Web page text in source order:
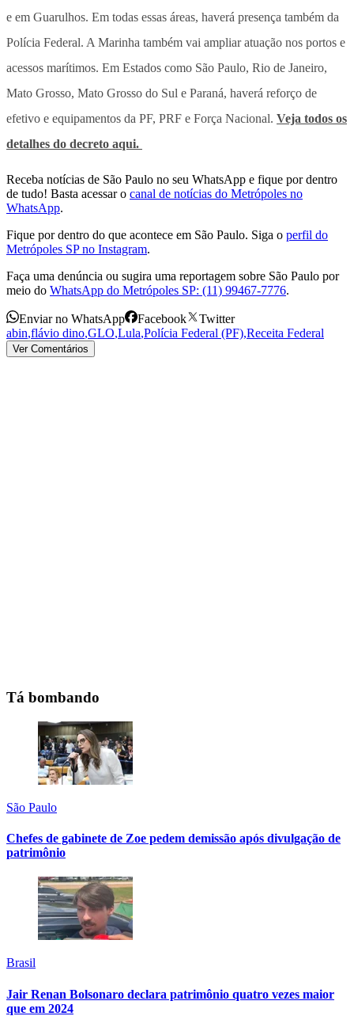
e em Guarulhos. Em todas essas áreas, haverá presença também da
Polícia Federal. A Marinha também vai ampliar atuação nos portos e
acessos marítimos. Em Estados como São Paulo, Rio de Janeiro,
Mato Grosso, Mato Grosso do Sul e Paraná, haverá reforço de
efetivo e equipamentos da PF, PRF e Força Nacional. Veja todos os
detalhes do decreto aqui.
Receba notícias de São Paulo no seu WhatsApp e fique por dentro
de tudo! Basta acessar o canal de notícias do Metrópoles no
WhatsApp.
Fique por dentro do que acontece em São Paulo. Siga o perfil do
Metrópoles SP no Instagram.
Faça uma denúncia ou sugira uma reportagem sobre São Paulo por
meio do WhatsApp do Metrópoles SP: (11) 99467-7776.
Enviar no WhatsApp Facebook
Twitter
abin,flávio dino,GLO,Lula,Polícia Federal (PF),Receita Federal
Ver Comentários
Tá bombando
São Paulo
Chefes de gabinete de Zoe pedem demissão após divulgação de
patrimônio
Brasil
Jair Renan Bolsonaro declara patrimônio quatro vezes maior
que em 2024